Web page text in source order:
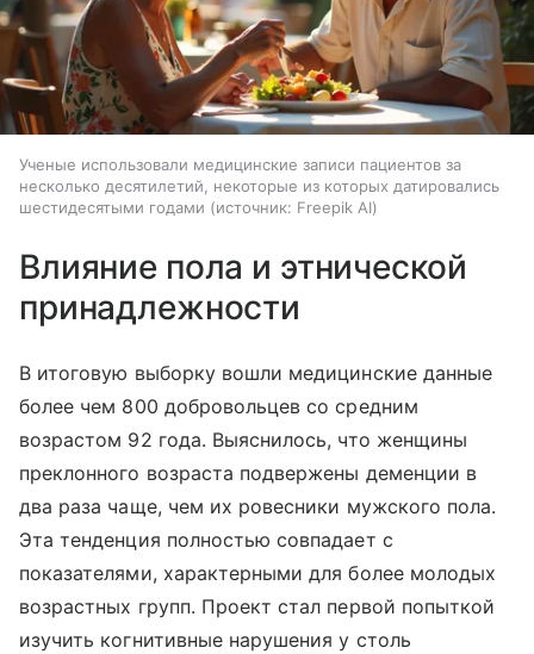
Ученые использовали медицинские записи пациентов за
несколько десятилетий, некоторые из которых датировались
шестидесятыми годами
источник: Freepik AI
Влияние пола и этнической
принадлежности
В итоговую выборку вошли медицинские данные
более чем 800 добровольцев со средним
возрастом 92 года. Выяснилось, что женщины
преклонного возраста подвержены деменции в
два раза чаще, чем их ровесники мужского пола.
Эта тенденция полностью совпадает с
показателями, характерными для более молодых
возрастных групп. Проект стал первой попыткой
изучить когнитивные нарушения у столь